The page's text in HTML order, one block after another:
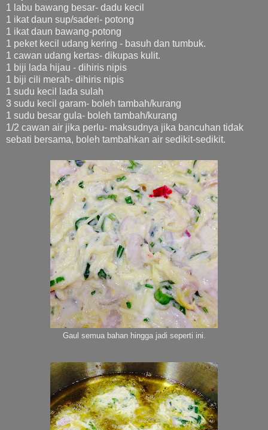
1 labu bawang besar- dadu kecil
1 ikat daun sup/saderi- potong
1 ikat daun bawang-potong
1 peket kecil udang kering - basuh dan tumbuk.
1 cawan udang kertas- dikupas kulit.
1 biji lada hijau - dihiris nipis
1 biji cili merah- dihiris nipis
1 sudu kecil lada sulah
3 sudu kecil garam- boleh tambah/kurang
1 sudu besar gula- boleh tambah/kurang
1/2 cawan air jika perlu- maksudnya jika bancuhan tidak
sebati bersama, boleh tambahkan air sedikit-sedikit.
Gaul semua bahan hingga jadi seperti ini.